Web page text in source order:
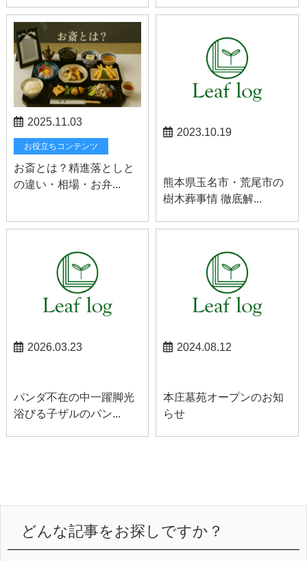
2025.11.03
お役立ちコンテンツ
お斎とは？精進落としと
の違い・相場・お弁...
2023.10.19
熊本県玉名市・荒尾市の
樹木葬事情 徹底解...
2026.03.23
パンダ不在の中一躍脚光
浴びる子ザルのパン...
2024.08.12
本庄墓苑オープンのお知
らせ
どんな記事をお探しですか？